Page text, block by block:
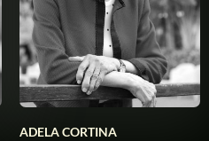
ADELA CORTINA​